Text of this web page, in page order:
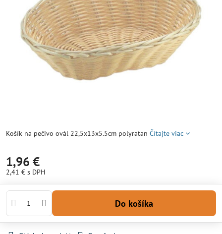
Košík na pečivo ovál 22,5x13x5.5cm polyratan Čítajte viac
1,96 €
2,41 € s DPH
Do košíka